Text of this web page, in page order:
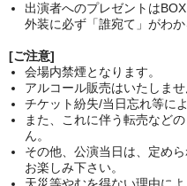
出演者へのプレゼントは
外装に必ず「誰宛て」がわか
[ご注意]
会場内禁煙となります。
アルコール販売はいたしませ
チケット紛失/当日忘れ等に
また、これに伴う転売など
ん。
その他、公演当日は、定め
お楽しみ下さい。